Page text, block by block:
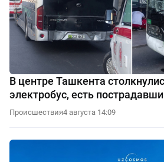
В центре Ташкента
электробус, есть
Происшествия4 августа 14:09